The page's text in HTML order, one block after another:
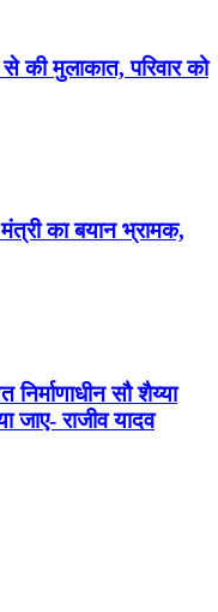
की मुलाकात, परिवार को
का बयान भ्रामक,
सौ शैय्या
राजीव यादव